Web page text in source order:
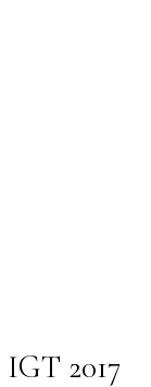
2017